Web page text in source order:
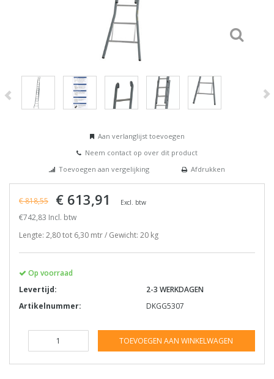
Aan verlanglijst toevoegen
Neem contact op over dit product
Toevoegen aan vergelijking
Afdrukken
€ 818,55 € 613,91 Excl. btw
€742,83 Incl. btw
Lengte: 2,80 tot 6,30 mtr / Gewicht: 20 kg
Op voorraad
Levertijd:
2-3 WERKDAGEN
Artikelnummer:
DKGG5307
TOEVOEGEN AAN WINKELWAGEN